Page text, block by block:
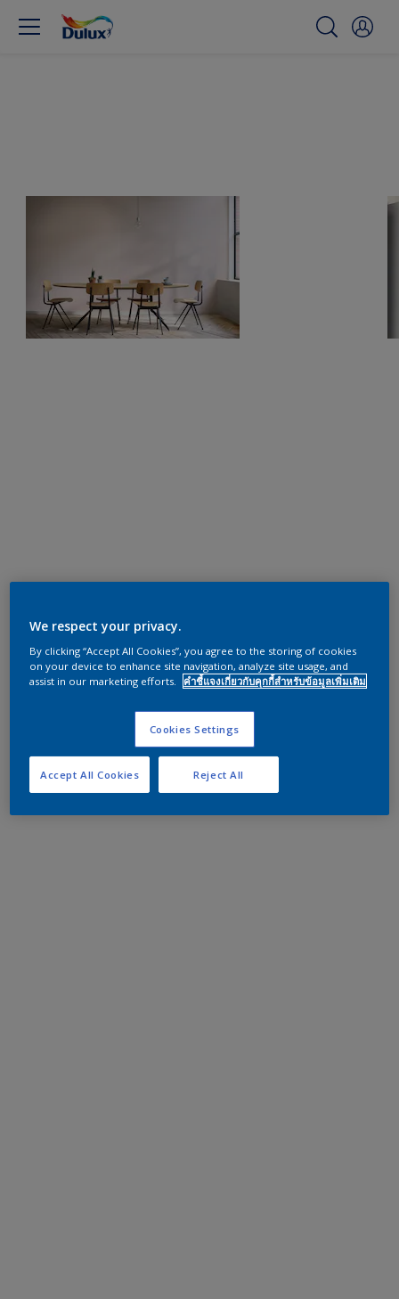
We respect your privacy.
By clicking “Accept All Cookies”, you agree to the storing of cookies
on your device to enhance site navigation, analyze site usage, and
assist in our marketing efforts.
คำชี้แจงเกี่ยวกับคุกกี้สำหรับข้อมูลเพิ่มเติม
Cookies Settings
Reject All
Accept All Cookies